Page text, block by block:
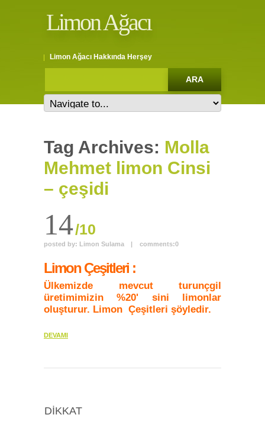
Limon Ağacı
Limon Ağacı Hakkında Herşey
Tag Archives: Molla
Mehmet limon Cinsi
– çeşidi
14/10
posted by: Limon Sulama | comments:0
Limon Çeşitleri :
Ülkemizde mevcut turunçgil
üretimimizin %20' sini limonlar
oluşturur. Limon Çeşitleri şöyledir.
DEVAMI
DİKKAT